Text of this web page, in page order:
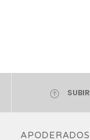
SUBIR
APODERADOS